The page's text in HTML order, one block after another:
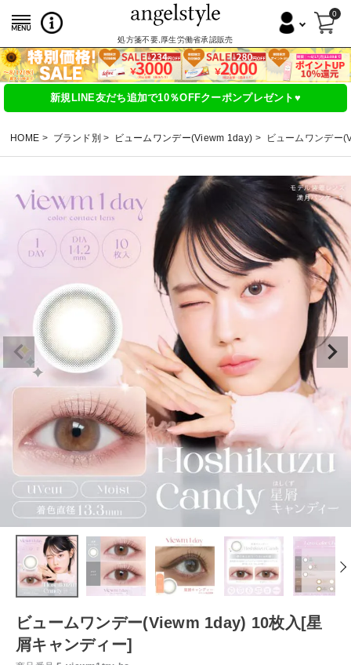
処方箋不要,厚生労働省承認販売
0
新規LINE友だち追加で10％OFFクーポンプレゼント♥
HOME ブランド別 ビュームワンデー(Viewm 1day) ビュームワンデー
ビュームワンデー(Viewm 1day) 10枚入[星
屑キャンディー]